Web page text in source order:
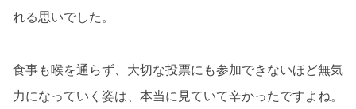
れる思いでした。
食事も喉を通らず、大切な投票にも参加できないほど無気
力になっていく姿は、本当に見ていて辛かったですよね。